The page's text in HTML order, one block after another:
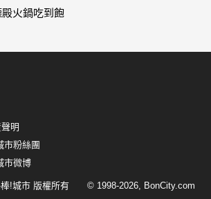
火鍋吃到飽
明
市粉絲團
市微博
!城市 版權所有 © 1998-2026, BonCity.com